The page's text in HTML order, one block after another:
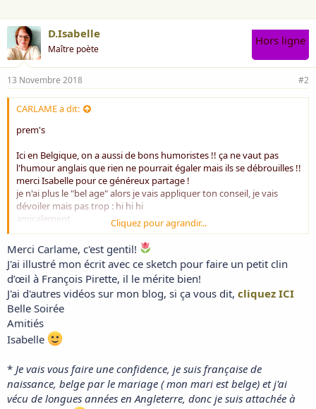
D.Isabelle
Maître poète
Hors ligne
13 Novembre 2018 #2
CARLAME a dit:
prem's
Ici en Belgique, on a aussi de bons humoristes !! ça ne vaut pas
l'humour anglais que rien ne pourrait égaler mais ils se débrouilles !!
merci Isabelle pour ce généreux partage !
je n'ai plus le "bel age" alors je vais appliquer ton conseil, je vais
dévoiler mais pas trop : hi hi hi
amicalement
carlame
Cliquez pour agrandir...
Merci Carlame, c'est gentil!
J'ai illustré mon écrit avec ce sketch pour faire un petit clin
d’œil à François Pirette, il le mérite bien!
J'ai d'autres vidéos sur mon blog, si ça vous dit, cliquez ICI
Belle Soirée
Amitiés
Isabelle
* Je vais vous faire une confidence, je suis française de
naissance, belge par le mariage ( mon mari est belge) et j'ai
vécu de longues années en Angleterre, donc je suis attachée à